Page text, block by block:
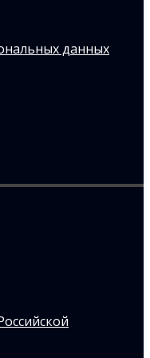
данных